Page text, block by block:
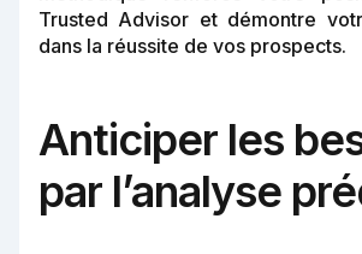
Trusted Advisor et démontre
dans la réussite de vos prospects.
Anticiper les
par l’analyse